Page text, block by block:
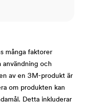
många faktorer
användning och
av en 3M-produkt är
om produkten kan
Detta inkluderar